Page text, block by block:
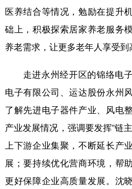
广东 广西
四川 贵州
陕西 甘肃
新疆 内蒙古
多语种频道
English Español
Русский язык
医养结合等情况，勉励在提升
础上，积极探索居家养老服务
养老需求，让更多老年人享受到
走进永州经开区的锦络电子
电子有限公司、运达股份永州
了解先进电子器件产业、风电
产业发展情况，强调要发挥“链
上下游企业集聚，不断延长产
展；要持续优化营商环境，帮
更好保障企业高质量发展。沈